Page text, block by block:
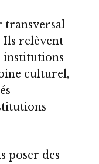
transversal
Ils relèvent
institutions
culturel,
poser des